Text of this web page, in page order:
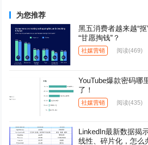
为您推荐
黑五消费者越来越“
“甘愿掏钱”？
社媒营销 阅读(469)
YouTube爆款密码哪
了！
社媒营销 阅读(435)
LinkedIn最新数据揭
线性、碎片化，怎么